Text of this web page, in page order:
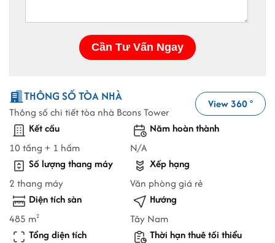
THÔNG SỐ TÒA NHÀ
Thông số chi tiết tòa nhà Bcons Tower
View 360 o
Kết cấu
10 tầng + 1 hầm
Năm hoàn thành
N/A
Số lượng thang máy
2 thang máy
Xếp hạng
Văn phòng giá rẻ
Diện tích sàn
485 m2
Hướng
Tây Nam
Tổng diện tích
Thời hạn thuê tối thiểu